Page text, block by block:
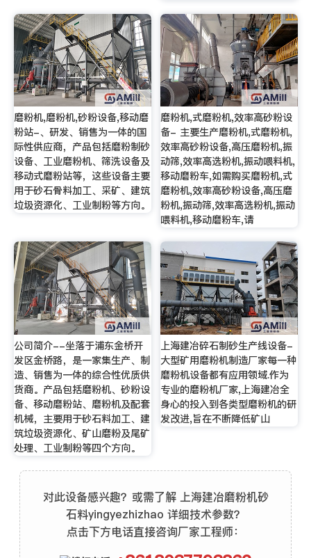
磨粉机,磨粉机,砂粉设备,移动磨
粉站-、研发、销售为一体的国
际性供应商，产品包括磨粉制砂
设备、工业磨粉机、筛洗设备及
移动式磨粉站等，这些设备主要
用于砂石骨料加工、采矿、建筑
垃圾资源化、工业制粉等方向。
磨粉机,式磨粉机,效率高砂粉设
备- 主要生产磨粉机,式磨粉机,
效率高砂粉设备,高压磨粉机,振
动筛,效率高选粉机,振动喂料机,
移动磨粉车,如需购买磨粉机,式
磨粉机,效率高砂粉设备,高压磨
粉机,振动筛,效率高选粉机,振动
喂料机,移动磨粉车,请
公司简介--坐落于浦东金桥开
发区金桥路，是一家集生产、制
造、销售为一体的综合性优质供
货商。产品包括磨粉机、砂粉设
备、移动磨粉站、磨粉机及配套
机械，主要用于砂石料加工、建
筑垃圾资源化、矿山磨粉及尾矿
处理、工业制粉等四个方向。
上海建冶碎石制砂生产线设备-
大型矿用磨粉机制造厂家每一种
磨粉机设备都有应用领域.作为
专业的磨粉机厂家,上海建冶全
身心的投入到各类型磨粉机的研
发改进,旨在不断降低矿山
对此设备感兴趣？或需了解 上海建冶磨粉机砂
石料yingyezhizhao 详细技术参数？
点击下方电话直接咨询厂家工程师：